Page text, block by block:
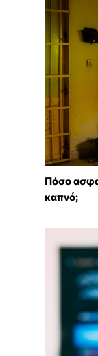
Πόσο
καπνό;